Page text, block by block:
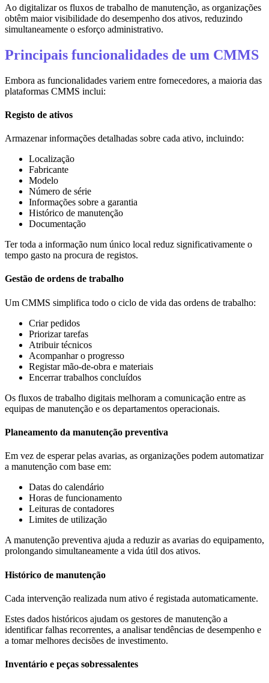
Ao digitalizar os fluxos de trabalho de manutenção, as organizações
obtêm maior visibilidade do desempenho dos ativos, reduzindo
simultaneamente o esforço administrativo.
Principais funcionalidades de um CMMS
Embora as funcionalidades variem entre fornecedores, a maioria das
plataformas CMMS inclui:
Registo de ativos
Armazenar informações detalhadas sobre cada ativo, incluindo:
Localização
Fabricante
Modelo
Número de série
Informações sobre a garantia
Histórico de manutenção
Documentação
Ter toda a informação num único local reduz significativamente o
tempo gasto na procura de registos.
Gestão de ordens de trabalho
Um CMMS simplifica todo o ciclo de vida das ordens de trabalho:
Criar pedidos
Priorizar tarefas
Atribuir técnicos
Acompanhar o progresso
Registar mão-de-obra e materiais
Encerrar trabalhos concluídos
Os fluxos de trabalho digitais melhoram a comunicação entre as
equipas de manutenção e os departamentos operacionais.
Planeamento da manutenção preventiva
Em vez de esperar pelas avarias, as organizações podem automatizar
a manutenção com base em:
Datas do calendário
Horas de funcionamento
Leituras de contadores
Limites de utilização
A manutenção preventiva ajuda a reduzir as avarias do equipamento,
prolongando simultaneamente a vida útil dos ativos.
Histórico de manutenção
Cada intervenção realizada num ativo é registada automaticamente.
Estes dados históricos ajudam os gestores de manutenção a
identificar falhas recorrentes, a analisar tendências de desempenho e
a tomar melhores decisões de investimento.
Inventário e peças sobressalentes